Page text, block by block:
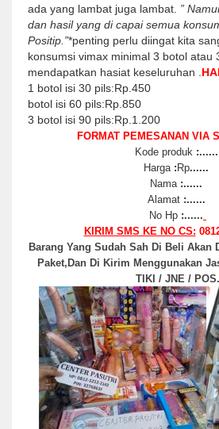
ada yang lambat juga lambat. ”
dan hasil yang di capai semua
Positip.”*penting perlu diingat kita
konsumsi vimax minimal 3 botol atau
mendapatkan hasiat keseluruhan .
1 botol isi 30 pils:Rp.450
botol isi 60 pils:Rp.850
3 botol isi 90 pils:Rp.1.200
FORMAT PEMESANAN VIA
Kode produk :......
Harga :Rp......
Nama :......
Alamat :......
No Hp :......
KIRIM SMS KE NO CS:
Barang Yang Sudah Sah Di Beli Akan
Paket,Dan Di Kirim Menggunakan
TIKI / JNE / POS.